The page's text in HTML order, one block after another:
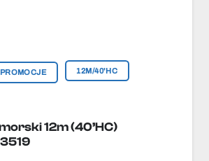
PROMOCJE 12M/40'HC
12m (40’HC)